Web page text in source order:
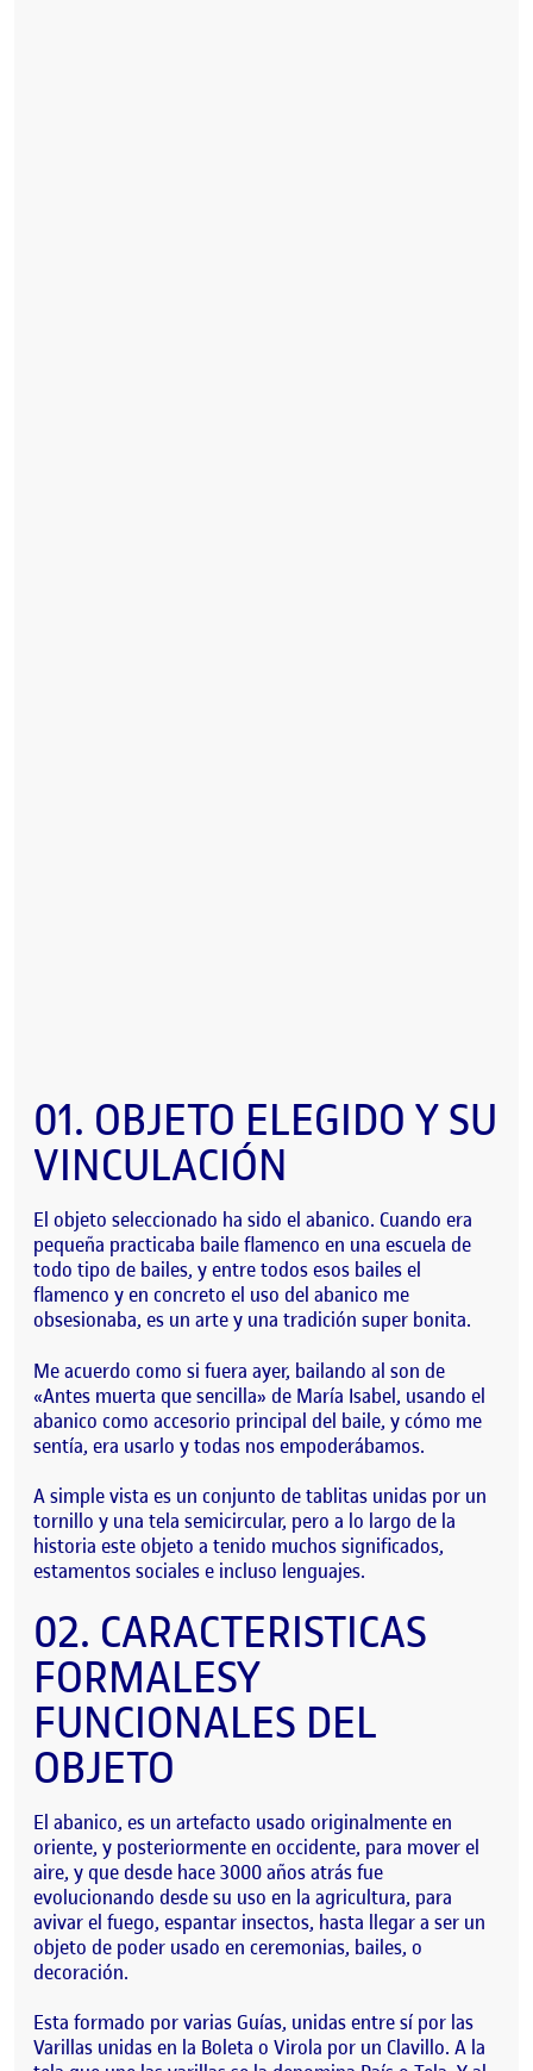
01. OBJETO ELEGIDO Y SU
VINCULACIÓN
El objeto seleccionado ha sido el abanico. Cuando era
pequeña practicaba baile flamenco en una escuela de
todo tipo de bailes, y entre todos esos bailes el
flamenco y en concreto el uso del abanico me
obsesionaba, es un arte y una tradición super bonita.
Me acuerdo como si fuera ayer, bailando al son de
«Antes muerta que sencilla» de María Isabel, usando el
abanico como accesorio principal del baile, y cómo me
sentía, era usarlo y todas nos empoderábamos.
A simple vista es un conjunto de tablitas unidas por un
tornillo y una tela semicircular, pero a lo largo de la
historia este objeto a tenido muchos significados,
estamentos sociales e incluso lenguajes.
02. CARACTERISTICAS
FORMALESY
FUNCIONALES DEL
OBJETO
El abanico, es un artefacto usado originalmente en
oriente, y posteriormente en occidente, para mover el
aire, y que desde hace 3000 años atrás fue
evolucionando desde su uso en la agricultura, para
avivar el fuego, espantar insectos, hasta llegar a ser un
objeto de poder usado en ceremonias, bailes, o
decoración.
Esta formado por varias Guías, unidas entre sí por las
Varillas unidas en la Boleta o Virola por un Clavillo. A la